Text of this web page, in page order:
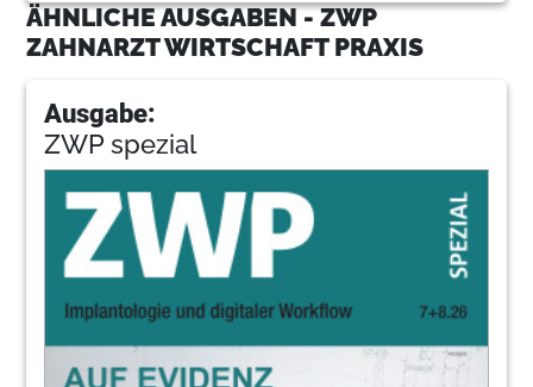
ÄHNLICHE AUSGABEN - ZWP
ZAHNARZT WIRTSCHAFT PRAXIS
Ausgabe:
ZWP spezial